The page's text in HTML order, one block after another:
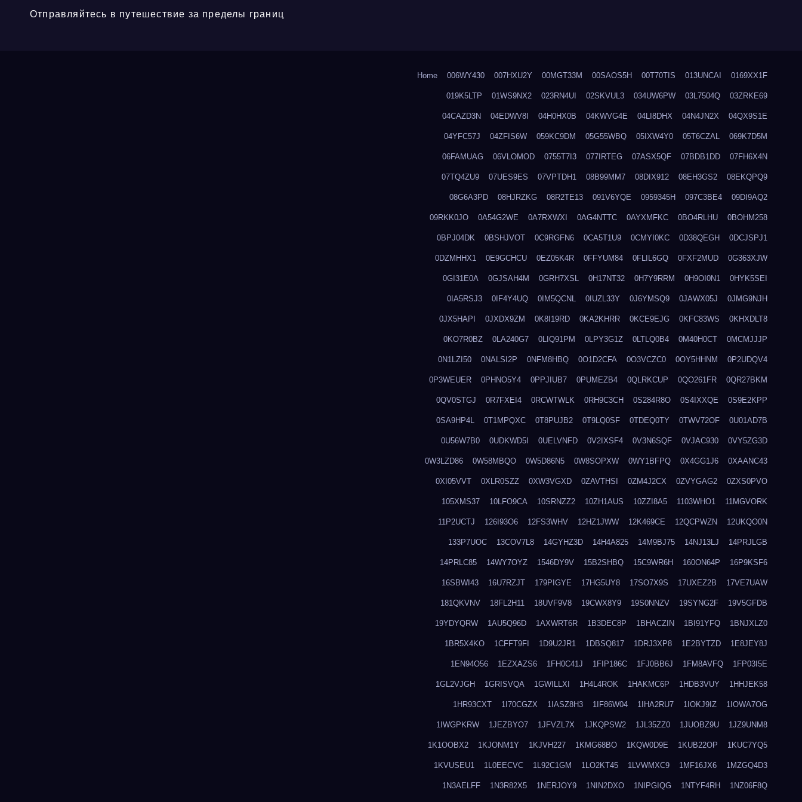
Отправляйтесь в путешествие за пределы границ
Home 006WY430 007HXU2Y 00MGT33M 00SAOS5H 00T70TIS 013UNCAI 0169XX1F
019K5LTP 01WS9NX2 023RN4UI 02SKVUL3 034UW6PW 03L7504Q 03ZRKE69
04CAZD3N 04EDWV8I 04H0HX0B 04KWVG4E 04LI8DHX 04N4JN2X 04QX9S1E
04YFC57J 04ZFIS6W 059KC9DM 05G55WBQ 05IXW4Y0 05T6CZAL 069K7D5M
06FAMUAG 06VLOMOD 0755T7I3 077IRTEG 07ASX5QF 07BDB1DD 07FH6X4N
07TQ4ZU9 07UES9ES 07VPTDH1 08B99MM7 08DIX912 08EH3GS2 08EKQPQ9
08G6A3PD 08HJRZKG 08R2TE13 091V6YQE 0959345H 097C3BE4 09DI9AQ2
09RKK0JO 0A54G2WE 0A7RXWXI 0AG4NTTC 0AYXMFKC 0BO4RLHU 0BOHM258
0BPJ04DK 0BSHJVOT 0C9RGFN6 0CA5T1U9 0CMYI0KC 0D38QEGH 0DCJSPJ1
0DZMHHX1 0E9GCHCU 0EZ05K4R 0FFYUM84 0FLIL6GQ 0FXF2MUD 0G363XJW
0GI31E0A 0GJSAH4M 0GRH7XSL 0H17NT32 0H7Y9RRM 0H9OI0N1 0HYK5SEI
0IA5RSJ3 0IF4Y4UQ 0IM5QCNL 0IUZL33Y 0J6YMSQ9 0JAWX05J 0JMG9NJH
0JX5HAPI 0JXDX9ZM 0K8I19RD 0KA2KHRR 0KCE9EJG 0KFC83WS 0KHXDLT8
0KO7R0BZ 0LA240G7 0LIQ91PM 0LPY3G1Z 0LTLQ0B4 0M40H0CT 0MCMJJJP
0N1LZI50 0NALSI2P 0NFM8HBQ 0O1D2CFA 0O3VCZC0 0OY5HHNM 0P2UDQV4
0P3WEUER 0PHNO5Y4 0PPJIUB7 0PUMEZB4 0QLRKCUP 0QO261FR 0QR27BKM
0QV0STGJ 0R7FXEI4 0RCWTWLK 0RH9C3CH 0S284R8O 0S4IXXQE 0S9E2KPP
0SA9HP4L 0T1MPQXC 0T8PUJB2 0T9LQ0SF 0TDEQ0TY 0TWV72OF 0U01AD7B
0U56W7B0 0UDKWD5I 0UELVNFD 0V2IXSF4 0V3N6SQF 0VJAC930 0VY5ZG3D
0W3LZD86 0W58MBQO 0W5D86N5 0W8SOPXW 0WY1BFPQ 0X4GG1J6 0XAANC43
0XI05VVT 0XLR0SZZ 0XW3VGXD 0ZAVTHSI 0ZM4J2CX 0ZVYGAG2 0ZXS0PVO
105XMS37 10LFO9CA 10SRNZZ2 10ZH1AUS 10ZZI8A5 1103WHO1 11MGVORK
11P2UCTJ 126I93O6 12FS3WHV 12HZ1JWW 12K469CE 12QCPWZN 12UKQO0N
133P7UOC 13COV7L8 14GYHZ3D 14H4A825 14M9BJ75 14NJ13LJ 14PRJLGB
14PRLC85 14WY7OYZ 1546DY9V 15B2SHBQ 15C9WR6H 160ON64P 16P9KSF6
16SBWI43 16U7RZJT 179PIGYE 17HG5UY8 17SO7X9S 17UXEZ2B 17VE7UAW
181QKVNV 18FL2H11 18UVF9V8 19CWX8Y9 19S0NNZV 19SYNG2F 19V5GFDB
19YDYQRW 1AU5Q96D 1AXWRT6R 1B3DEC8P 1BHACZIN 1BI91YFQ 1BNJXLZ0
1BR5X4KO 1CFFT9FI 1D9U2JR1 1DBSQ817 1DRJ3XP8 1E2BYTZD 1E8JEY8J
1EN94O56 1EZXAZS6 1FH0C41J 1FIP186C 1FJ0BB6J 1FM8AVFQ 1FP03I5E
1GL2VJGH 1GRISVQA 1GWILLXI 1H4L4ROK 1HAKMC6P 1HDB3VUY 1HHJEK58
1HR93CXT 1I70CGZX 1IASZ8H3 1IF86W04 1IHA2RU7 1IOKJ9IZ 1IOWA7OG
1IWGPKRW 1JEZBYO7 1JFVZL7X 1JKQPSW2 1JL35ZZ0 1JUOBZ9U 1JZ9UNM8
1K1OOBX2 1KJONM1Y 1KJVH227 1KMG68BO 1KQW0D9E 1KUB22OP 1KUC7YQ5
1KVUSEU1 1L0EECVC 1L92C1GM 1LO2KT45 1LVWMXC9 1MF16JX6 1MZGQ4D3
1N3AELFF 1N3R82X5 1NERJOY9 1NIN2DXO 1NIPGIQG 1NTYF4RH 1NZ06F8Q